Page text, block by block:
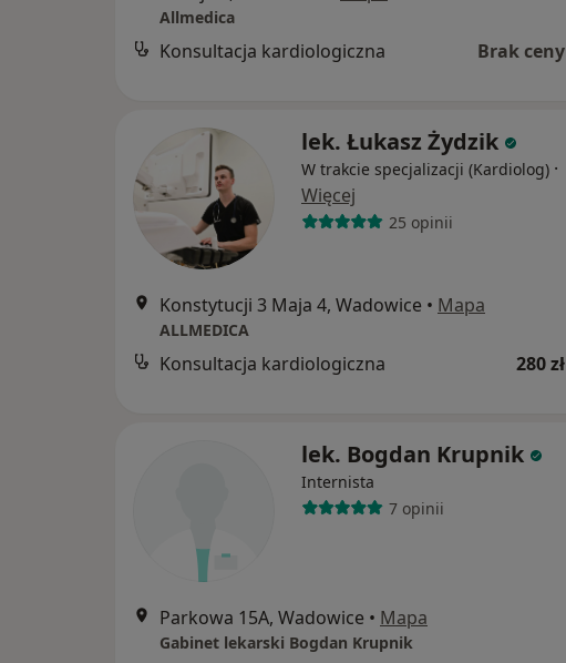
Allmedica
Konsultacja kardiologiczna Brak ceny
lek. Łukasz Żydzik
W trakcie specjalizacji (Kardiolog) ·
Więcej
25 opinii
Konstytucji 3 Maja 4, Wadowice • Mapa
ALLMEDICA
Konsultacja kardiologiczna 280 zł
lek. Bogdan Krupnik
Internista
7 opinii
Parkowa 15A, Wadowice • Mapa
Gabinet lekarski Bogdan Krupnik